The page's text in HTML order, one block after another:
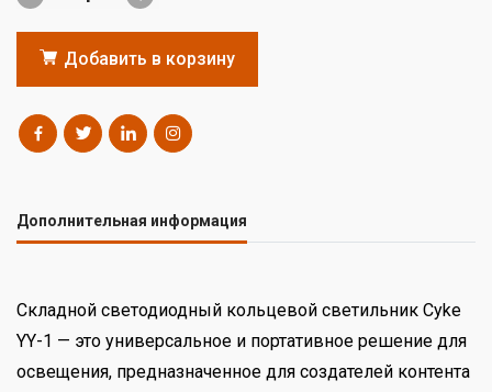
Добавить в корзину
Дополнительная информация
Складной светодиодный кольцевой светильник Cyke
YY-1 — это универсальное и портативное решение для
освещения, предназначенное для создателей контента